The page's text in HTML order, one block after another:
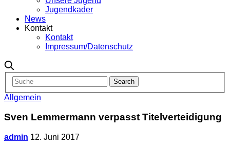
Jugendkader
News
Kontakt
Kontakt
Impressum/Datenschutz
Allgemein
Sven Lemmermann verpasst Titelverteidigung
admin 12. Juni 2017